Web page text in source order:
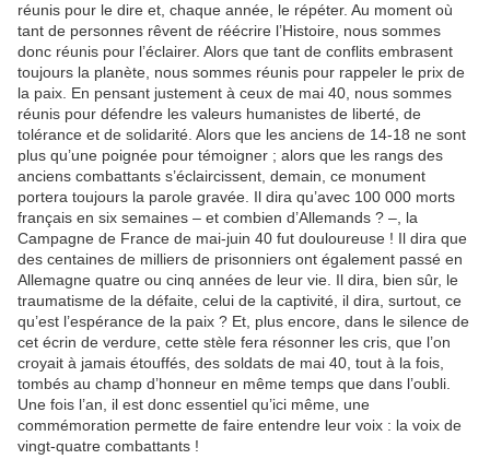
réunis pour le dire et, chaque année, le répéter. Au moment où
tant de personnes rêvent de réécrire l’Histoire, nous sommes
donc réunis pour l’éclairer. Alors que tant de conflits embrasent
toujours la planète, nous sommes réunis pour rappeler le prix de
la paix. En pensant justement à ceux de mai 40, nous sommes
réunis pour défendre les valeurs humanistes de liberté, de
tolérance et de solidarité. Alors que les anciens de 14-18 ne sont
plus qu’une poignée pour témoigner ; alors que les rangs des
anciens combattants s’éclaircissent, demain, ce monument
portera toujours la parole gravée. Il dira qu’avec 100 000 morts
français en six semaines – et combien d’Allemands ? –, la
Campagne de France de mai-juin 40 fut douloureuse ! Il dira que
des centaines de milliers de prisonniers ont également passé en
Allemagne quatre ou cinq années de leur vie. Il dira, bien sûr, le
traumatisme de la défaite, celui de la captivité, il dira, surtout, ce
qu’est l’espérance de la paix ? Et, plus encore, dans le silence de
cet écrin de verdure, cette stèle fera résonner les cris, que l’on
croyait à jamais étouffés, des soldats de mai 40, tout à la fois,
tombés au champ d’honneur en même temps que dans l’oubli.
Une fois l’an, il est donc essentiel qu’ici même, une
commémoration permette de faire entendre leur voix : la voix de
vingt-quatre combattants !